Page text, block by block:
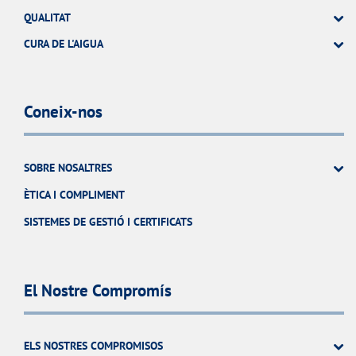
QUALITAT
CURA DE L'AIGUA
Coneix-nos
SOBRE NOSALTRES
ÈTICA I COMPLIMENT
SISTEMES DE GESTIÓ I CERTIFICATS
El Nostre Compromís
ELS NOSTRES COMPROMISOS